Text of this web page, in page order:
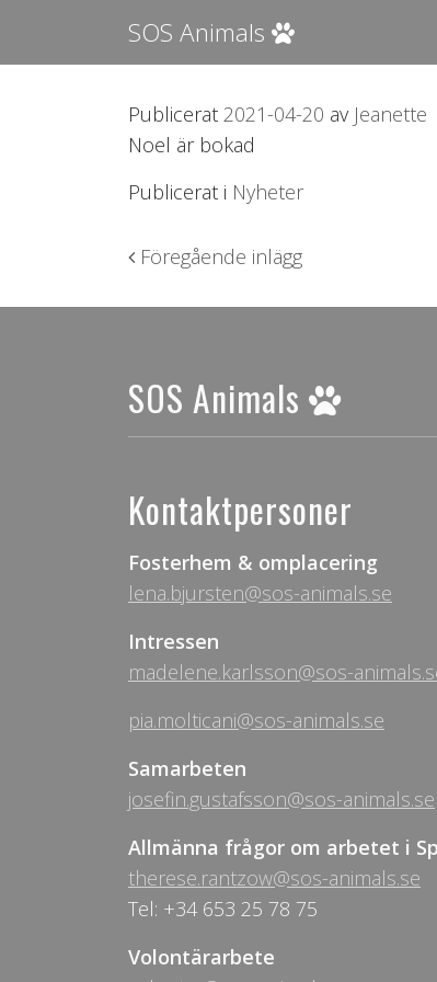
SOS Animals
Publicerat 2021-04-20 av Jeanette
Noel är bokad
Publicerat i Nyheter
Inläggsnavigering
Föregående inlägg
SOS Animals
Kontaktpersoner
Fosterhem & omplacering
lena.bjursten@sos-animals.se
Intressen
madelene.karlsson@sos-
pia.molticani@sos-animals.se
Samarbeten
josefin.gustafsson@sos-animals.se
Allmänna frågor om arbetet i
therese.rantzow@sos-animals.se
Tel: +34 653 25 78 75
Volontärarbete